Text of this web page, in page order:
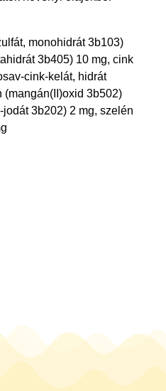
monohidrát 3b103)
3b405) 10 mg, cink
cink-kelát, hidrát
(mangán(II)oxid 3b502)
3b202) 2 mg, szelén